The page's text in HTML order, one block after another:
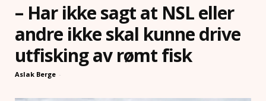
– Har ikke sagt at NSL eller
andre ikke skal kunne drive
utfisking av rømt fisk
Aslak Berge -